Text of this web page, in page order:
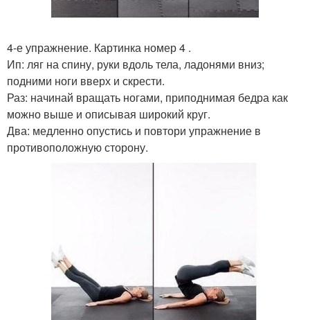
4-е упражнение. Картинка номер 4 .
Ип: ляг на спину, руки вдоль тела, ладонями вниз;
подними ноги вверх и скрести.
Раз: начинай вращать ногами, приподнимая бедра как
можно выше и описывая широкий круг.
Два: медленно опустись и повтори упражнение в
противоположную сторону.